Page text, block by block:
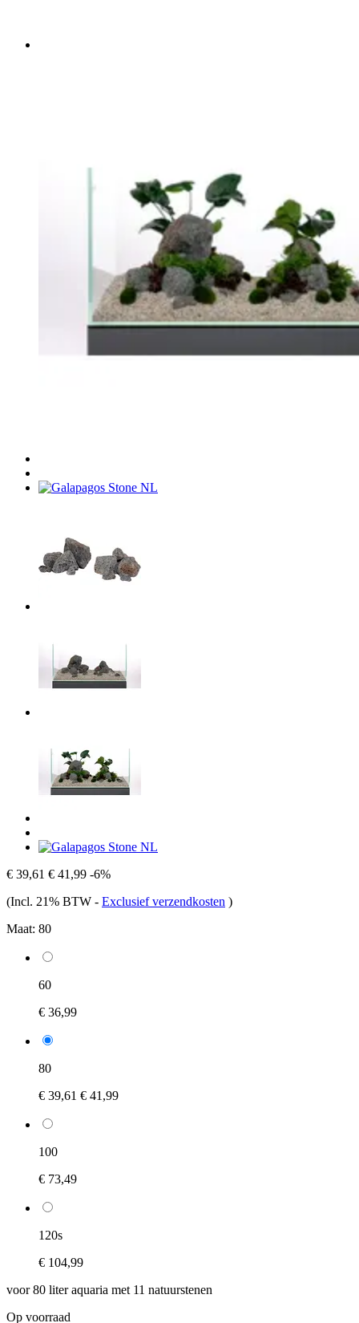
€ 39,61 € 41,99 -6%
(Incl. 21% BTW - Exclusief verzendkosten )
Maat: 80
60
€ 36,99
80
€ 39,61 € 41,99
100
€ 73,49
120s
€ 104,99
voor 80 liter aquaria met 11 natuurstenen
Op voorraad